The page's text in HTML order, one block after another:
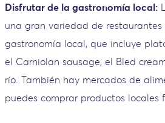
Disfrutar de la gastronomía local:
una gran variedad de
gastronomía local, que incluye
el Carniolan sausage, el Bled
río. También hay mercados de
puedes comprar productos locales